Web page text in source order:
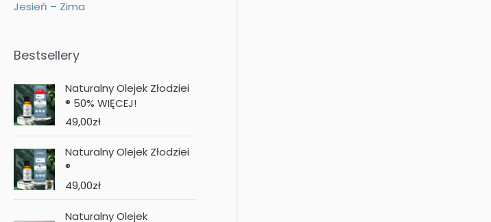
Jesień – Zima
Bestsellery
Naturalny Olejek Złodziei
® 50% WIĘCEJ!
49,00zł
Naturalny Olejek Złodziei
®
49,00zł
Naturalny Olejek